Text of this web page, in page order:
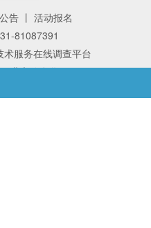
告 丨 活动报名
81087391
服务在线调查平台
业和信息化局
局 长春市中小企业发展局